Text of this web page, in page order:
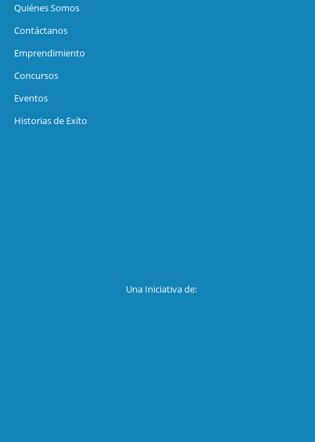
Quiénes Somos
Contáctanos
Emprendimiento
Concursos
Eventos
Historias de Exíto
Una Iniciativa de: